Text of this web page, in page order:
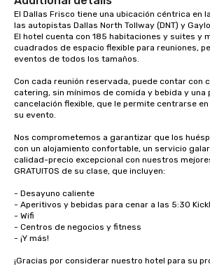
El Dallas Frisco tiene una ubicación céntrica en
las autopistas Dallas North Tollway (DNT) y
El hotel cuenta con 185 habitaciones y suites y
cuadrados de espacio flexible para reuniones,
eventos de todos los tamaños.
Con cada reunión reservada, puede contar con
catering, sin mínimos de comida y bebida y una
cancelación flexible, que le permite centrarse
su evento.
Nos comprometemos a garantizar que los
con un alojamiento confortable, un servicio
calidad-precio excepcional con nuestros
GRATUITOS de su clase, que incluyen:
- Desayuno caliente
- Aperitivos y bebidas para cenar a las 5:30
- Wifi
- Centros de negocios y fitness
- ¡Y más!
¡Gracias por considerar nuestro hotel para su